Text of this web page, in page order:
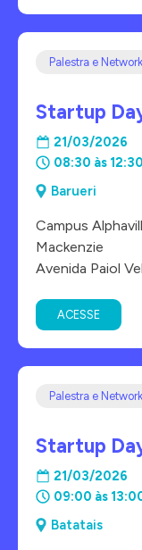
Palestra e
Startup
21/03/2026
08:30 às 12:30
Barueri
Campus
Mackenzie
Avenida Paiol
ACESSE
Palestra e
Startup
21/03/2026
09:00 às
Batatais